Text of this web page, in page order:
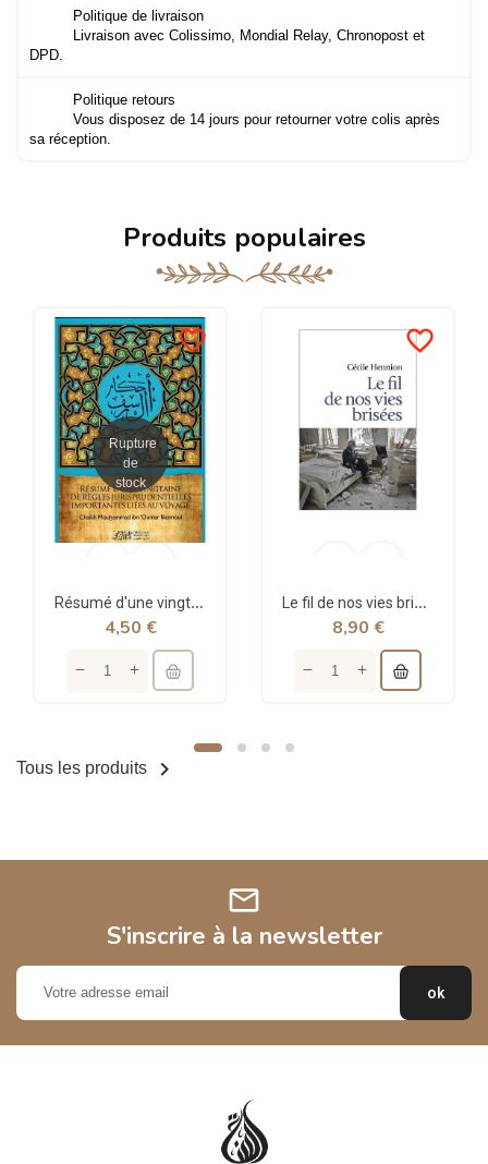
Politique de livraison
Livraison avec Colissimo, Mondial Relay, Chronopost et
DPD.
Politique retours
Vous disposez de 14 jours pour retourner votre colis après
sa réception.
Produits populaires
favorite_border
Rupture
de
stock
Résumé d'une vingtaine de règles jurisprudentielles liées au voyage - Bazmoul - Héritage...
4,50 €
favorite_border
Le fil de nos vies brisées - poche - Cécile Hennion - Points
8,90 €
Tous les produits 
mail
S'inscrire à la newsletter